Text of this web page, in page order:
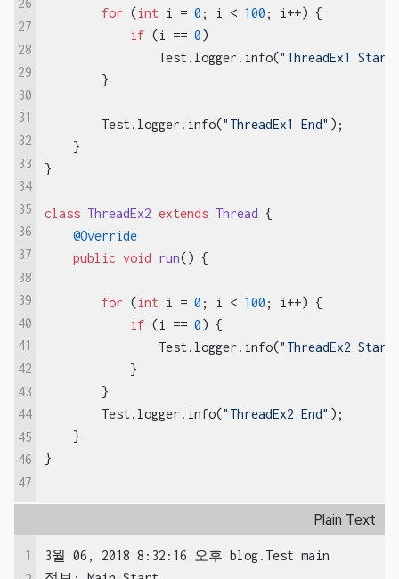
26
27
28
29
30
31
32
33
34
35
36
37
38
39
40
41
42
43
44
45
46
47
for (int i = 0 ; i < 100 ; i++) {
if (i == 0)
                Test.logger.info(
"ThreadEx1
        }
        Test.logger.info(
"ThreadEx1 End" );
    }
}
class ThreadEx2 extends Thread {
@Override
public void run() {
for (int i = 0 ; i < 100 ; i++) {
if (i == 0) {
                Test.logger.info(
"ThreadEx2
            }
        }
        Test.logger.info(
"ThreadEx2 End" );
    }
}
Plain Text
1
3월 06, 2018 8:32:16 오후 blog.Test main